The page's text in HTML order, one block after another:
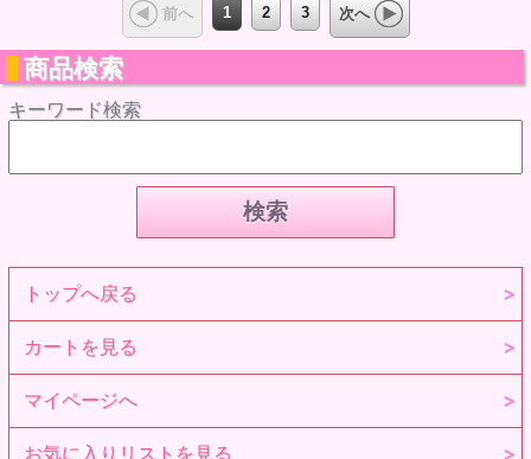
前へ 1 2 3 次へ
商品検索
キーワード検索
トップへ戻る
カートを見る
マイページへ
お気に入りリストを見る